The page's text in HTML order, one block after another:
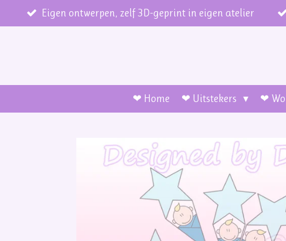
direct
Eigen ontwerpen, zelf 3D-geprint in eigen atelier
❤ Home ❤ Uitstekers ❤